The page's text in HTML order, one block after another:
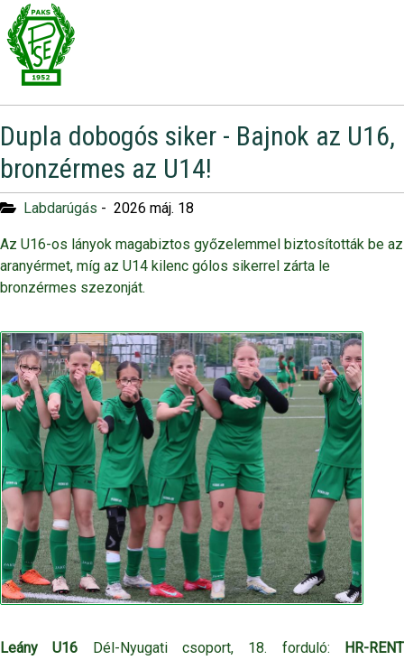
Dupla dobogós siker - Bajnok az U16,
bronzérmes az U14!
Labdarúgás - 2026 máj. 18
Az U16-os lányok magabiztos győzelemmel biztosították be az
aranyérmet, míg az U14 kilenc gólos sikerrel zárta le
bronzérmes szezonját.
Leány U16 Dél-Nyugati csoport, 18. forduló:
HR-RENT